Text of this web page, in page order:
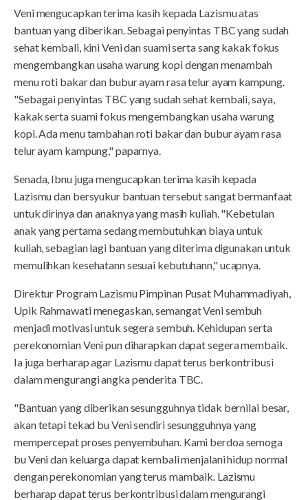
Veni mengucapkan terima kasih kepada Lazismu atas
bantuan yang diberikan. Sebagai penyintas TBC yang sudah
sehat kembali, kini Veni dan suami serta sang kakak fokus
mengembangkan usaha warung kopi dengan menambah
menu roti bakar dan bubur ayam rasa telur ayam kampung.
"Sebagai penyintas TBC yang sudah sehat kembali, saya,
kakak serta suami fokus mengembangkan usaha warung
kopi. Ada menu tambahan roti bakar dan bubur ayam rasa
telur ayam kampung," paparnya.
Senada, Ibnu juga mengucapkan terima kasih kepada
Lazismu dan bersyukur bantuan tersebut sangat bermanfaat
untuk dirinya dan anaknya yang masih kuliah. "Kebetulan
anak yang pertama sedang membutuhkan biaya untuk
kuliah, sebagian lagi bantuan yang diterima digunakan untuk
memulihkan kesehatann sesuai kebutuhann," ucapnya.
Direktur Program Lazismu Pimpinan Pusat Muhammadiyah,
Upik Rahmawati menegaskan, semangat Veni sembuh
menjadi motivasi untuk segera sembuh. Kehidupan serta
perekonomian Veni pun diharapkan dapat segera membaik.
Ia juga berharap agar Lazismu dapat terus berkontribusi
dalam mengurangi angka penderita TBC.
"Bantuan yang diberikan sesungguhnya tidak bernilai besar,
akan tetapi tekad bu Veni sendiri sesungguhnya yang
mempercepat proses penyembuhan. Kami berdoa semoga
bu Veni dan keluarga dapat kembali menjalani hidup normal
dengan perekonomian yang terus mambaik. Lazismu
berharap dapat terus berkontribusi dalam mengurangi